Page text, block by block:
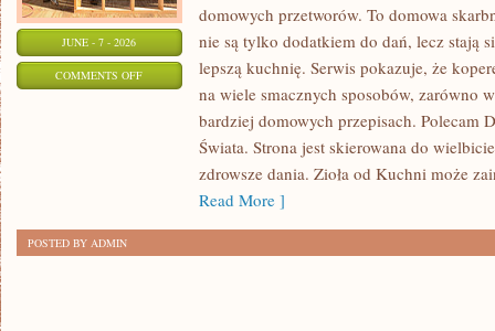
JUNE - 7 - 2026
COMMENTS OFFON
CZYTELNIKÓW
domowych przetworów. To domowa
nie są tylko dodatkiem do dań, lecz stają
lepszą kuchnię. Serwis pokazuje, że
na wiele smacznych sposobów, zarówno
bardziej domowych przepisach. Polecam
Świata. Strona jest skierowana do
zdrowsze dania. Zioła od Kuchni może
Read More ]
POSTED BY ADMIN